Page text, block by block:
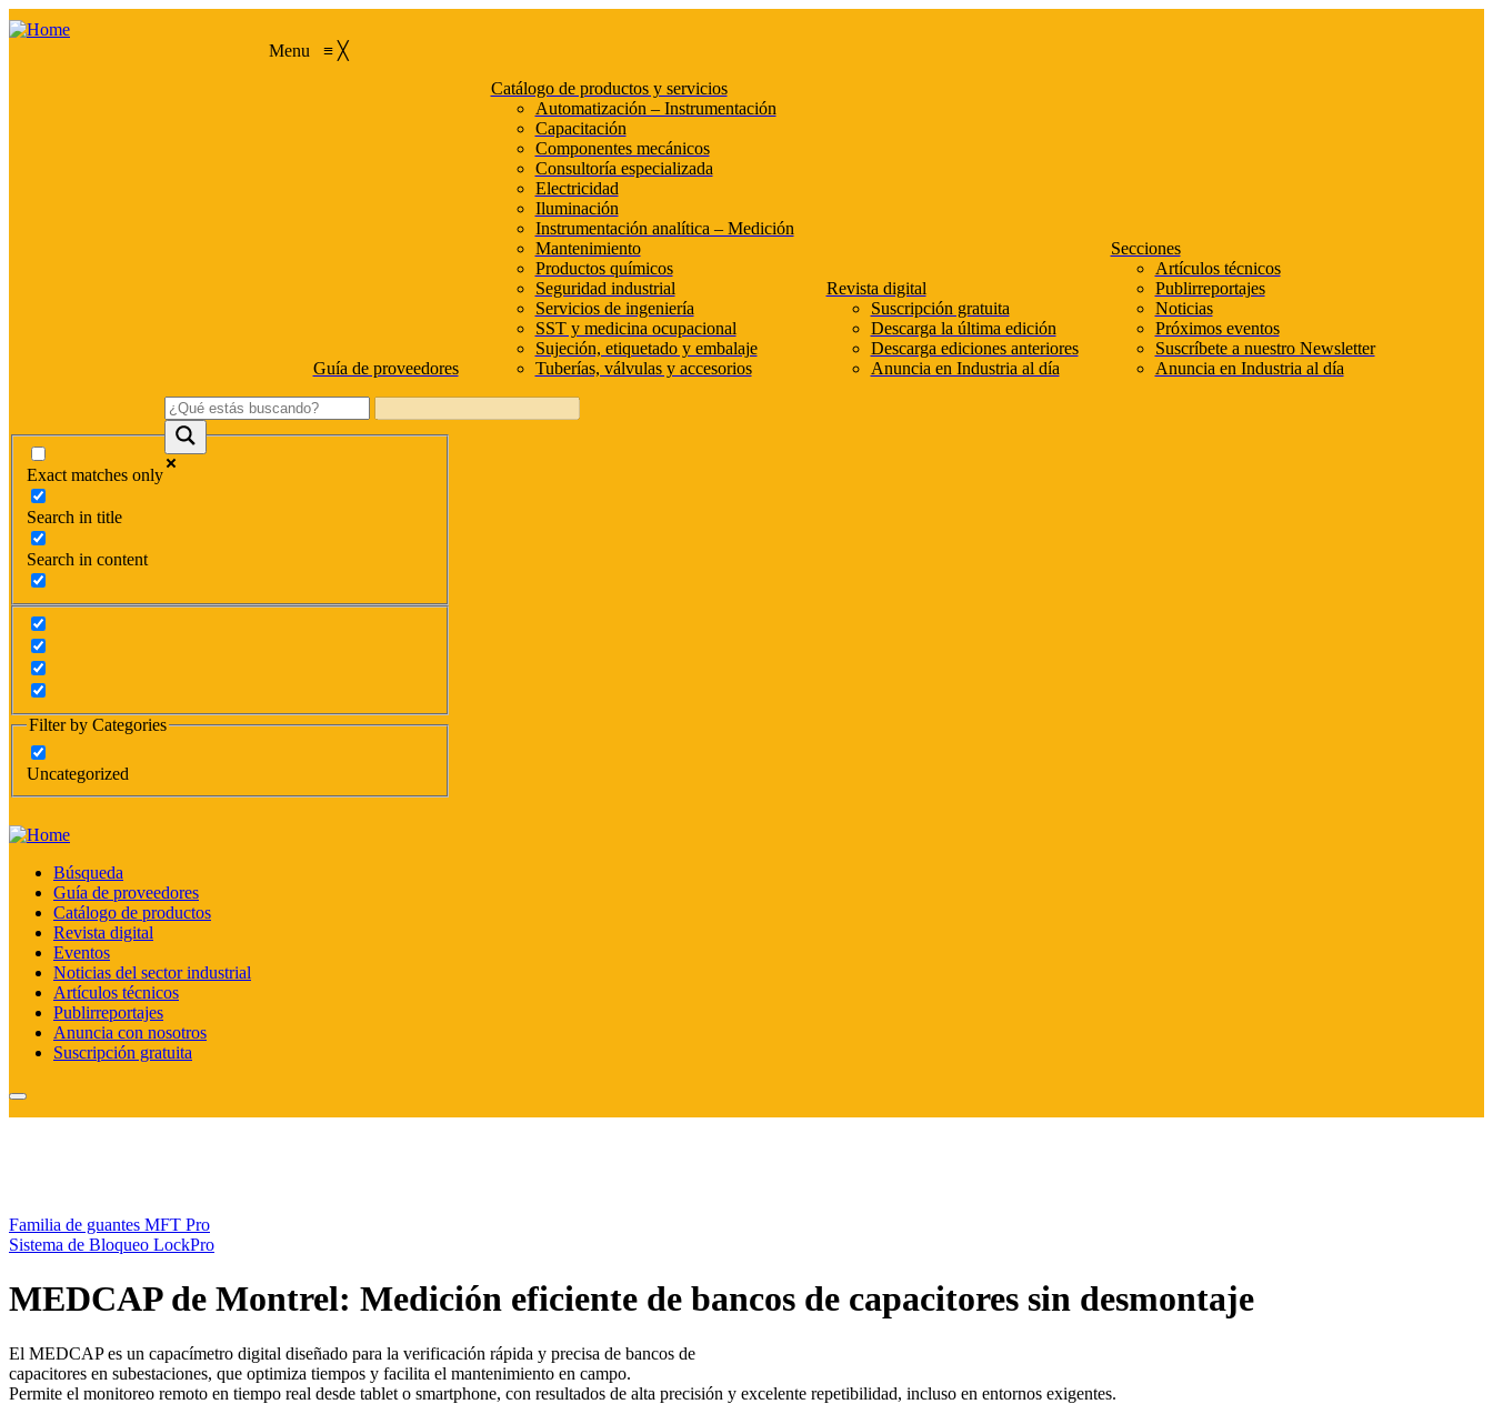
Menu ≡ ╳
Guía de proveedores
Catálogo de productos y servicios
Automatización – Instrumentación
Capacitación
Componentes mecánicos
Consultoría especializada
Electricidad
Iluminación
Instrumentación analítica – Medición
Mantenimiento
Productos químicos
Seguridad industrial
Servicios de ingeniería
SST y medicina ocupacional
Sujeción, etiquetado y embalaje
Tuberías, válvulas y accesorios
Revista digital
Suscripción gratuita
Descarga la última edición
Descarga ediciones anteriores
Anuncia en Industria al día
Secciones
Artículos técnicos
Publirreportajes
Noticias
Próximos eventos
Suscríbete a nuestro Newsletter
Anuncia en Industria al día
Exact matches only
Search in title
Search in content
Filter by Categories
Uncategorized
Búsqueda
Guía de proveedores
Catálogo de productos
Revista digital
Eventos
Noticias del sector industrial
Artículos técnicos
Publirreportajes
Anuncia con nosotros
Suscripción gratuita
Familia de guantes MFT Pro
Sistema de Bloqueo LockPro
MEDCAP de Montrel: Medición eficiente de bancos de capacitores sin desmontaje
El MEDCAP es un capacímetro digital diseñado para la verificación rápida y precisa de bancos de
capacitores en subestaciones, que optimiza tiempos y facilita el mantenimiento en campo.
Permite el monitoreo remoto en tiempo real desde tablet o smartphone, con resultados de alta precisión y excelente repetibilidad, incluso en entornos exigentes.